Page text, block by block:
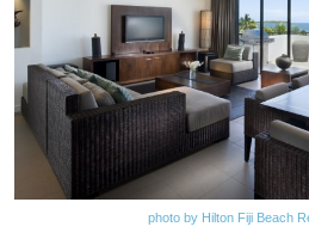
photo by Hilton Fiji Beach